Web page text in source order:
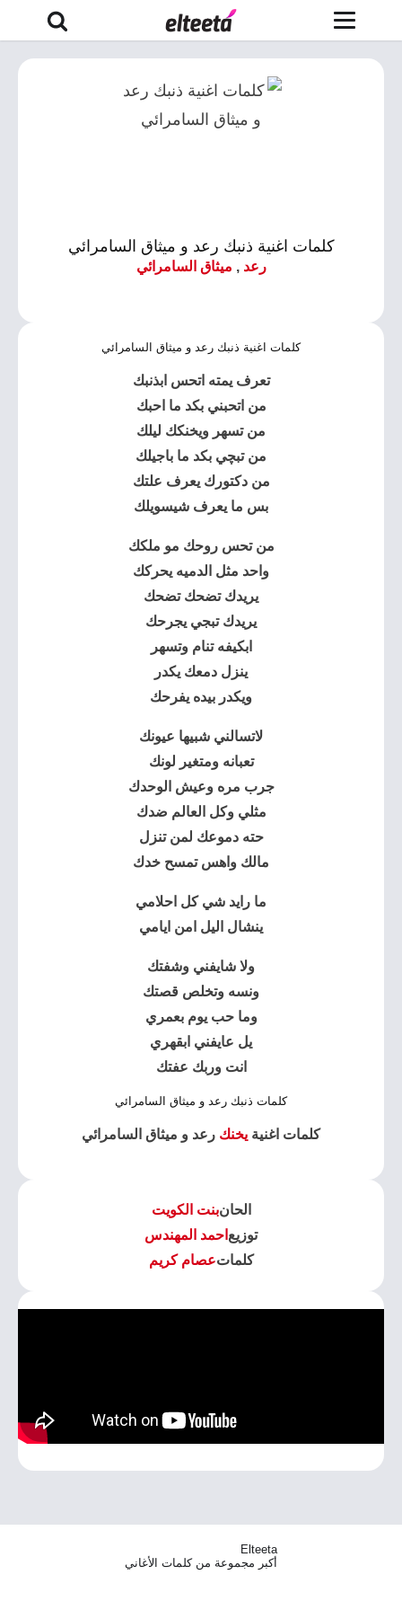
كلمات اغنية ذنبك رعد و ميثاق السامرائي
رعد , ميثاق السامرائي
كلمات اغنية ذنبك رعد و ميثاق السامرائي
تعرف يمته اتحس ابذنبك
من اتحبني بكد ما احبك
من تسهر ويخنكك ليلك
من تبچي بكد ما باجيلك
من دكتورك يعرف علتك
بس ما يعرف شيسويلك
من تحس روحك مو ملكك
واحد مثل الدميه يحركك
يريدك تضحك تضحك
يريدك تبجي يجرحك
ابكيفه تنام وتسهر
ينزل دمعك يكدر
ويكدر بيده يفرحك
لاتسالني شبيها عيونك
تعبانه ومتغير لونك
جرب مره وعيش الوحدك
مثلي وكل العالم ضدك
حته دموعك لمن تنزل
مالك واهس تمسح خدك
ما رايد شي كل احلامي
ينشال اليل امن ايامي
ولا شايفني وشفتك
ونسه وتخلص قصتك
وما حب يوم بعمري
يل عايفني ابقهري
انت وربك عفتك
كلمات ذنبك رعد و ميثاق السامرائي
كلمات اغنية يخنك رعد و ميثاق السامرائي
الحانبنت الكويت
توزيع احمد المهندس
كلماتعصام كريم
Elteeta
أكبر مجموعة من كلمات الأغاني